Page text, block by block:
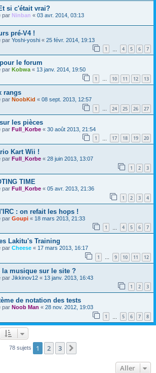
si c'était vrai?
par Ninban « 03 avr. 2014, 03:13
pré-V4 !
par Yoshi-yoshi « 25 févr. 2014, 19:13
1 4 5 6 7
le forum
par Kobwa « 13 janv. 2014, 19:50
1 … 10 11 12 13
rangs
par NoobKid « 08 sept. 2013, 12:57
1 … 24 25 26 27
les pièces
par Full_Korbe « 30 août 2013, 21:54
1 17 18 19 20
Kart Wii !
par Full_Korbe « 28 juin 2013, 13:07
1 2 3
TIME
par Full_Korbe « 05 avr. 2013, 21:36
1 2 3 4
: on refait les hops !
par Goupi « 18 mars 2013, 21:33
1 4 5 6 7
Lakitu's Training
par Cheese « 17 mars 2013, 16:17
1 … 9 10 11 12
la musique sur le site ?
par Jikkinov12 « 13 janv. 2013, 16:43
1 2 3
de notation des tests
par Noob Man « 28 nov. 2012, 19:03
1 5 6 7 8
78 sujets 1 2 3
Aller